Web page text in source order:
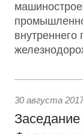
внутреннего
30 августа